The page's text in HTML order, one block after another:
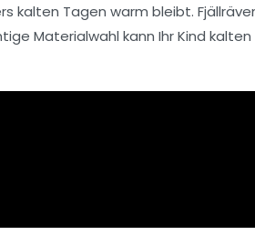
kalten Tagen warm bleibt.
Materialwahl kann Ihr Kind